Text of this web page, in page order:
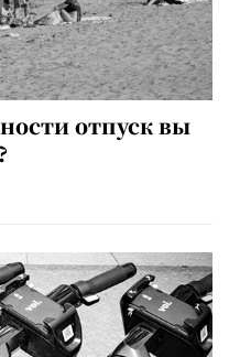
отпуск вы